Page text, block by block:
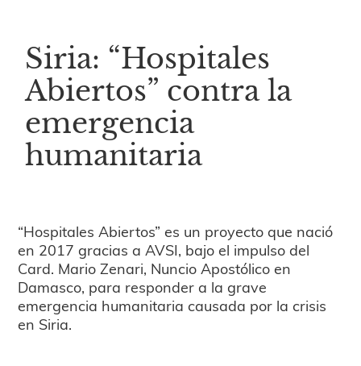
Siria: “Hospitales
Abiertos” contra la
emergencia
humanitaria
“Hospitales Abiertos” es un proyecto que nació
en 2017 gracias a AVSI, bajo el impulso del
Card. Mario Zenari, Nuncio Apostólico en
Damasco, para responder a la grave
emergencia humanitaria causada por la crisis
en Siria.